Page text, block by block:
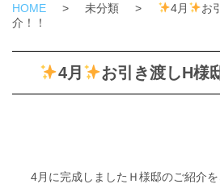
HOME > 未分類 > 4月
お
介！！
4月 お引き渡しH様
4月に完成しましたＨ様邸のご紹介を